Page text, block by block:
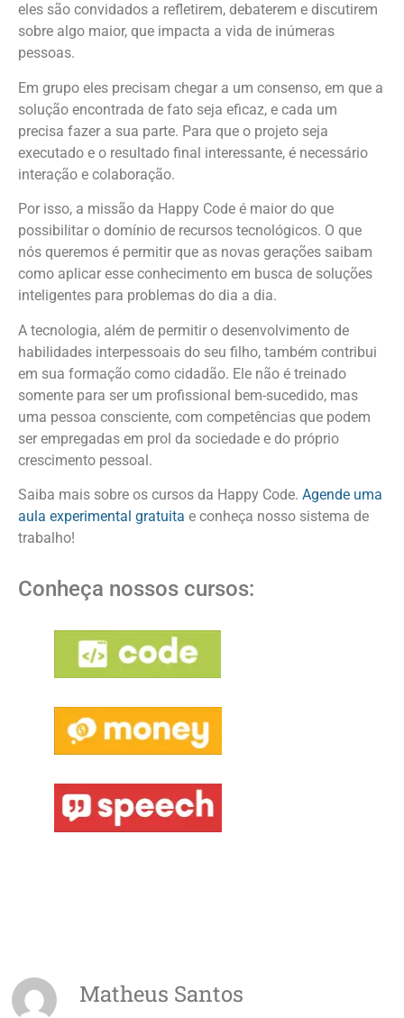
eles são convidados a refletirem, debaterem e discutirem
sobre algo maior, que impacta a vida de inúmeras
pessoas.
Em grupo eles precisam chegar a um consenso, em que a
solução encontrada de fato seja eficaz, e cada um
precisa fazer a sua parte. Para que o projeto seja
executado e o resultado final interessante, é necessário
interação e colaboração.
Por isso, a missão da Happy Code é maior do que
possibilitar o domínio de recursos tecnológicos. O que
nós queremos é permitir que as novas gerações saibam
como aplicar esse conhecimento em busca de soluções
inteligentes para problemas do dia a dia.
A tecnologia, além de permitir o desenvolvimento de
habilidades interpessoais do seu filho, também contribui
em sua formação como cidadão. Ele não é treinado
somente para ser um profissional bem-sucedido, mas
uma pessoa consciente, com competências que podem
ser empregadas em prol da sociedade e do próprio
crescimento pessoal.
Saiba mais sobre os cursos da Happy Code. Agende uma
aula experimental gratuita e conheça nosso sistema de
trabalho!
Conheça nossos cursos:
Matheus Santos